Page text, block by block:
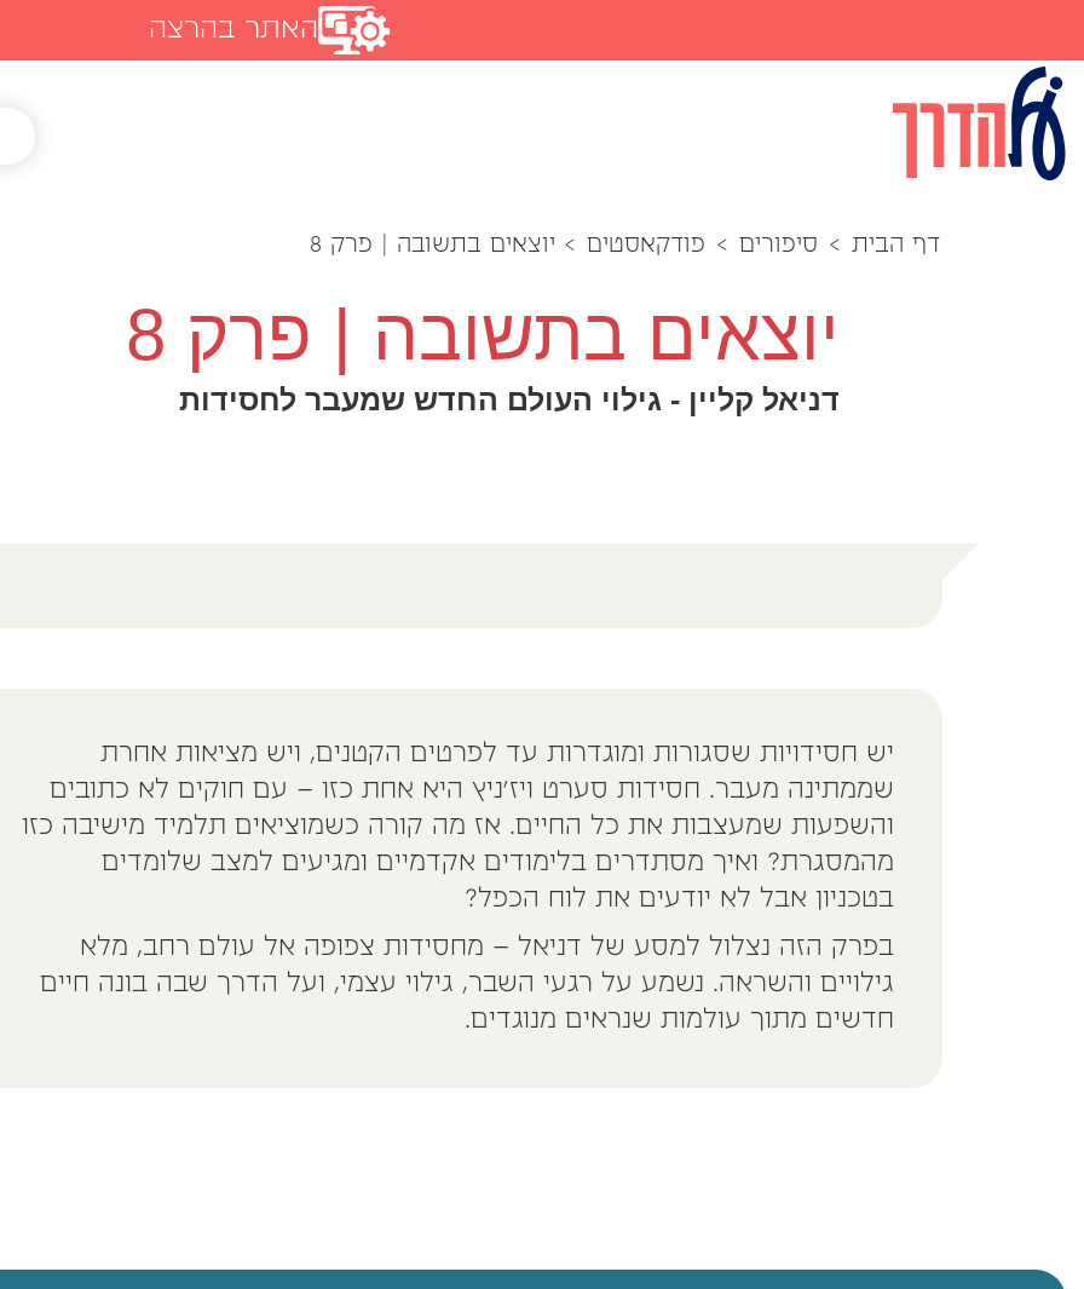
האתר בהרצה
דף הבית > סיפורים > פודקאסטים > יוצאים בתשובה | פרק 8
יוצאים בתשובה | פרק 8
דניאל קליין - גילוי העולם החדש שמעבר לחסידות
יש חסידויות שסגורות ומוגדרות עד לפרטים הקטנים, ויש מציאות אחרת
שממתינה מעבר. חסידות סערט ויז׳ניץ היא אחת כזו – עם חוקים לא כתובים
והשפעות שמעצבות את כל החיים. אז מה קורה כשמוציאים תלמיד מישיבה כזו
מהמסגרת? ואיך מסתדרים בלימודים אקדמיים ומגיעים למצב שלומדים
בטכניון אבל לא יודעים את לוח הכפל?
בפרק הזה נצלול למסע של דניאל – מחסידות צפופה אל עולם רחב, מלא
גילויים והשראה. נשמע על רגעי השבר, גילוי עצמי, ועל הדרך שבה בונה חיים
חדשים מתוך עולמות שנראים מנוגדים.